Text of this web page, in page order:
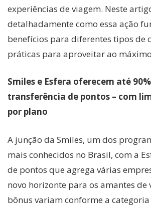
experiências de viagem. Neste
detalhadamente como essa ação
benefícios para diferentes tipos de
práticas para aproveitar ao
Smiles e Esfera oferecem até
transferência de pontos – com
por plano
A junção da Smiles, um dos
mais conhecidos no Brasil, com a
de pontos que agrega várias
novo horizonte para os amantes de
bônus variam conforme a